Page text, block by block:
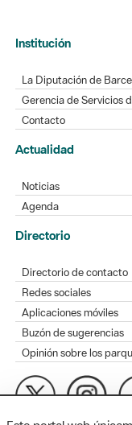
Institución
La Diputación de
Gerencia de Servicios
Contacto
Actualidad
Noticias
Agenda
Directorio
Directorio de contacto
Redes sociales
Aplicaciones móviles
Buzón de sugerencias
Opinión sobre los